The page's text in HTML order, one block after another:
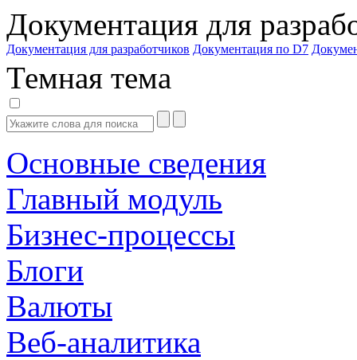
Документация для
Документация для разработчиков Документация по D7
Темная тема
Основные сведения
Главный модуль
Бизнес-процессы
Блоги
Валюты
Веб-аналитика